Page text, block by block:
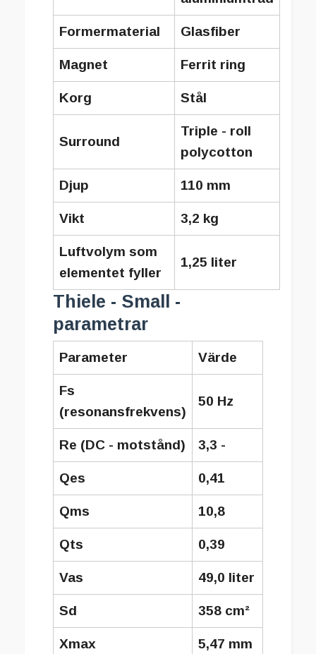
Formermaterial Glasfiber
Magnet Ferrit ring
Korg Stål
Surround
Triple - roll
polycotton
Djup 110 mm
Vikt 3,2 kg
Luftvolym som
elementet fyller
1,25 liter
Thiele - Small -
parametrar
Parameter Värde
Fs
(resonansfrekvens)
50 Hz
Re (DC - motstånd) 3,3 -
Qes 0,41
Qms 10,8
Qts 0,39
Vas 49,0 liter
Sd 358 cm²
Xmax 5,47 mm